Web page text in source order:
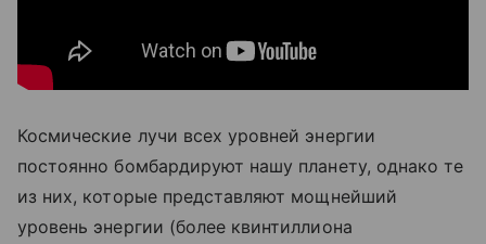
Космические лучи всех уровней энергии
постоянно бомбардируют нашу планету, однако те
из них, которые представляют мощнейший
уровень энергии (более квинтиллиона